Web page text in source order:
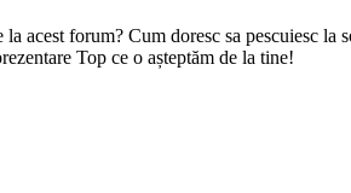
acest forum? Cum doresc sa pescuiesc
Top ce o așteptăm de la tine!